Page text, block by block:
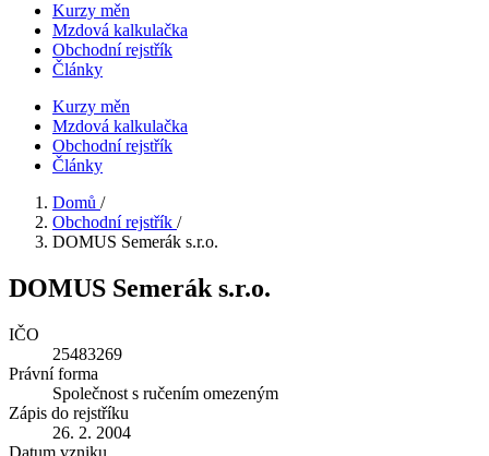
Kurzy měn
Mzdová kalkulačka
Obchodní rejstřík
Články
Kurzy měn
Mzdová kalkulačka
Obchodní rejstřík
Články
Domů /
Obchodní rejstřík /
DOMUS Semerák s.r.o.
DOMUS Semerák s.r.o.
IČO
25483269
Právní forma
Společnost s ručením omezeným
Zápis do rejstříku
26. 2. 2004
Datum vzniku